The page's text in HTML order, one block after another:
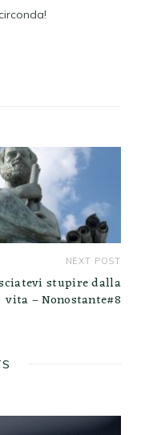
NEXT POST
stupire dalla
vita – Nonostante#8